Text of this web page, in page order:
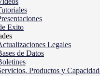
Exito
Legales
de Datos
Productos y